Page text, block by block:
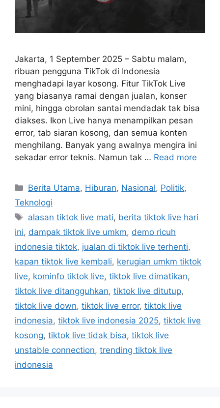
Jakarta, 1 September 2025 – Sabtu malam,
ribuan pengguna TikTok di Indonesia
menghadapi layar kosong. Fitur TikTok Live
yang biasanya ramai dengan jualan, konser
mini, hingga obrolan santai mendadak tak bisa
diakses. Ikon Live hanya menampilkan pesan
error, tab siaran kosong, dan semua konten
menghilang. Banyak yang awalnya mengira ini
sekadar error teknis. Namun tak … Read more
C
a
e
g
o
r
s
Berita Utama, Hiburan, Nasional, Politik,
Teknologi
T
a
s
alasan tiktok live mati, berita tiktok live hari
ini, dampak tiktok live umkm, demo ricuh
indonesia tiktok, jualan di tiktok live terhenti,
kapan tiktok live kembali, kerugian umkm tiktok
live, kominfo tiktok live, tiktok live dimatikan,
tiktok live ditangguhkan, tiktok live ditutup,
tiktok live down, tiktok live error, tiktok live
indonesia, tiktok live indonesia 2025, tiktok live
kosong, tiktok live tidak bisa, tiktok live
unstable connection, trending tiktok live
indonesia